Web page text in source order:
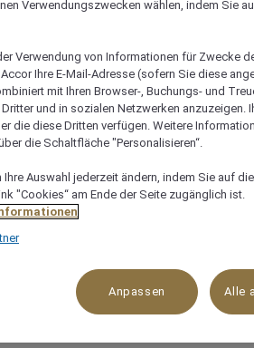
Verfügbarkeit
Verwendungszwecken wählen, indem Sie
Verwendung von Informationen für Zwecke
Ihre E-Mail-Adresse (sofern Sie diese
mit Ihren Browser-, Buchungs- und
und in sozialen Netzwerken anzuzeigen.
die diese Dritten verfügen. Weitere
die Schaltfläche "Personalisieren“.
Ihre Auswahl jederzeit ändern, indem Sie auf
"Cookies“ am Ende der Seite zugänglich ist.
Anpassen Alle